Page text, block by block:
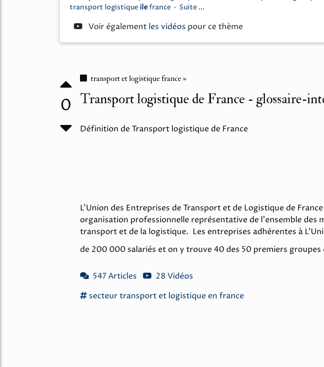
transport logistique ilefrance • Suite ...
Voir également les vidéos pour ce thème
0
transport et logistique france »
Transport logistique de France - glossaire-
Définition de Transport logistique de France
L'Union des Entreprises de Transport et de Logistique de
organisation professionnelle représentative de l'ensemble des
transport et de la logistique. Les entreprises adhérentes à
de 200 000 salariés et on y trouve 40 des 50 premiers groupes
547 Articles
28 Vidéos
secteurtransportet logistiqueen france